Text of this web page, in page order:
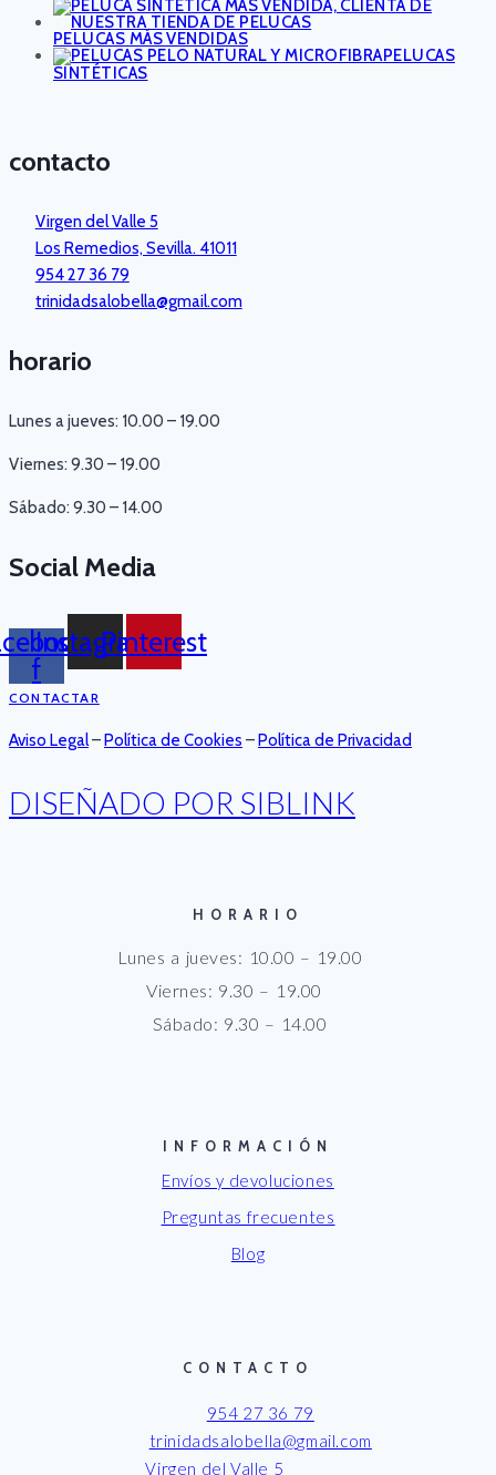
PELUCAS MÁS VENDIDAS
PELUCAS
SINTÉTICAS
contacto
Virgen del Valle 5
Los Remedios, Sevilla. 41011
954 27 36 79
trinidadsalobella@gmail.com
horario
Lunes a jueves: 10.00 – 19.00
Viernes: 9.30 – 19.00
Sábado: 9.30 – 14.00
Social Media
f
InstagramPinterest
CONTACTAR
Aviso Legal–Política de Cookies –Política de Privacidad
DISEÑADO POR SIBLINK
HORARIO
Lunes a jueves: 10.00 – 19.00
Viernes: 9.30 – 19.00
Sábado: 9.30 – 14.00
INFORMACIÓN
Envíos y devoluciones
Preguntas frecuentes
Blog
CONTACTO
954 27 36 79
trinidadsalobella@gmail.com
Virgen del Valle 5